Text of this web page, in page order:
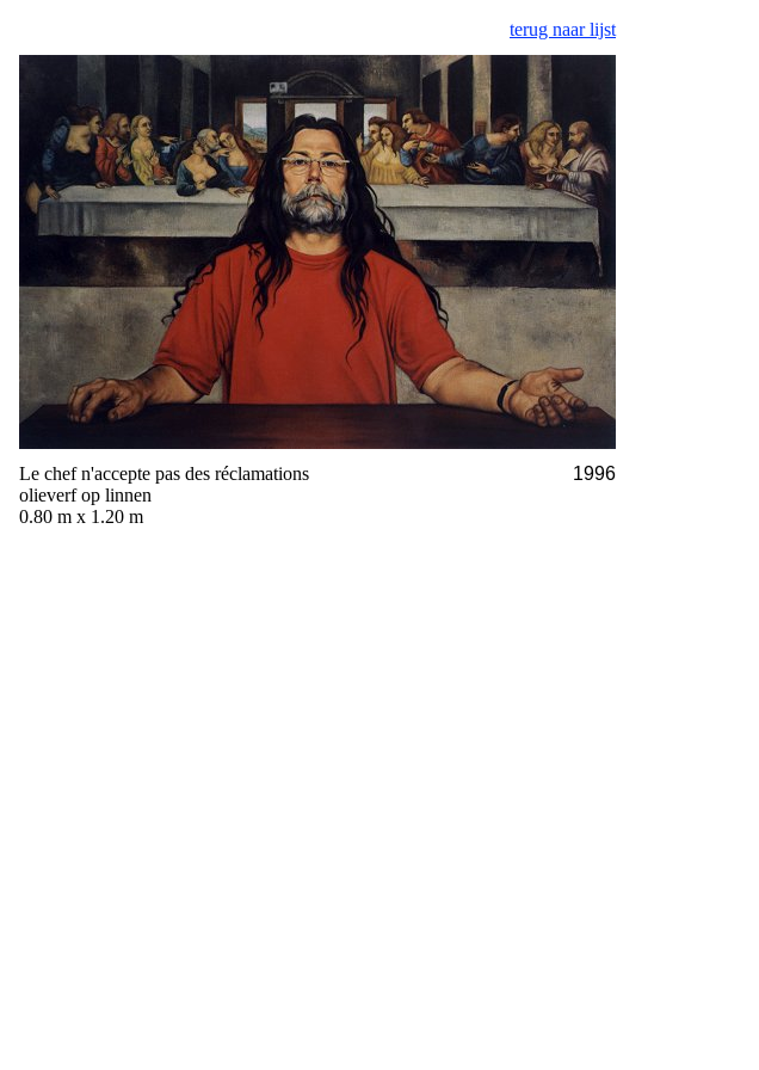
terug naar lijst
Le chef n'accepte pas des réclamations
olieverf op linnen
0.80 m x 1.20 m
1996